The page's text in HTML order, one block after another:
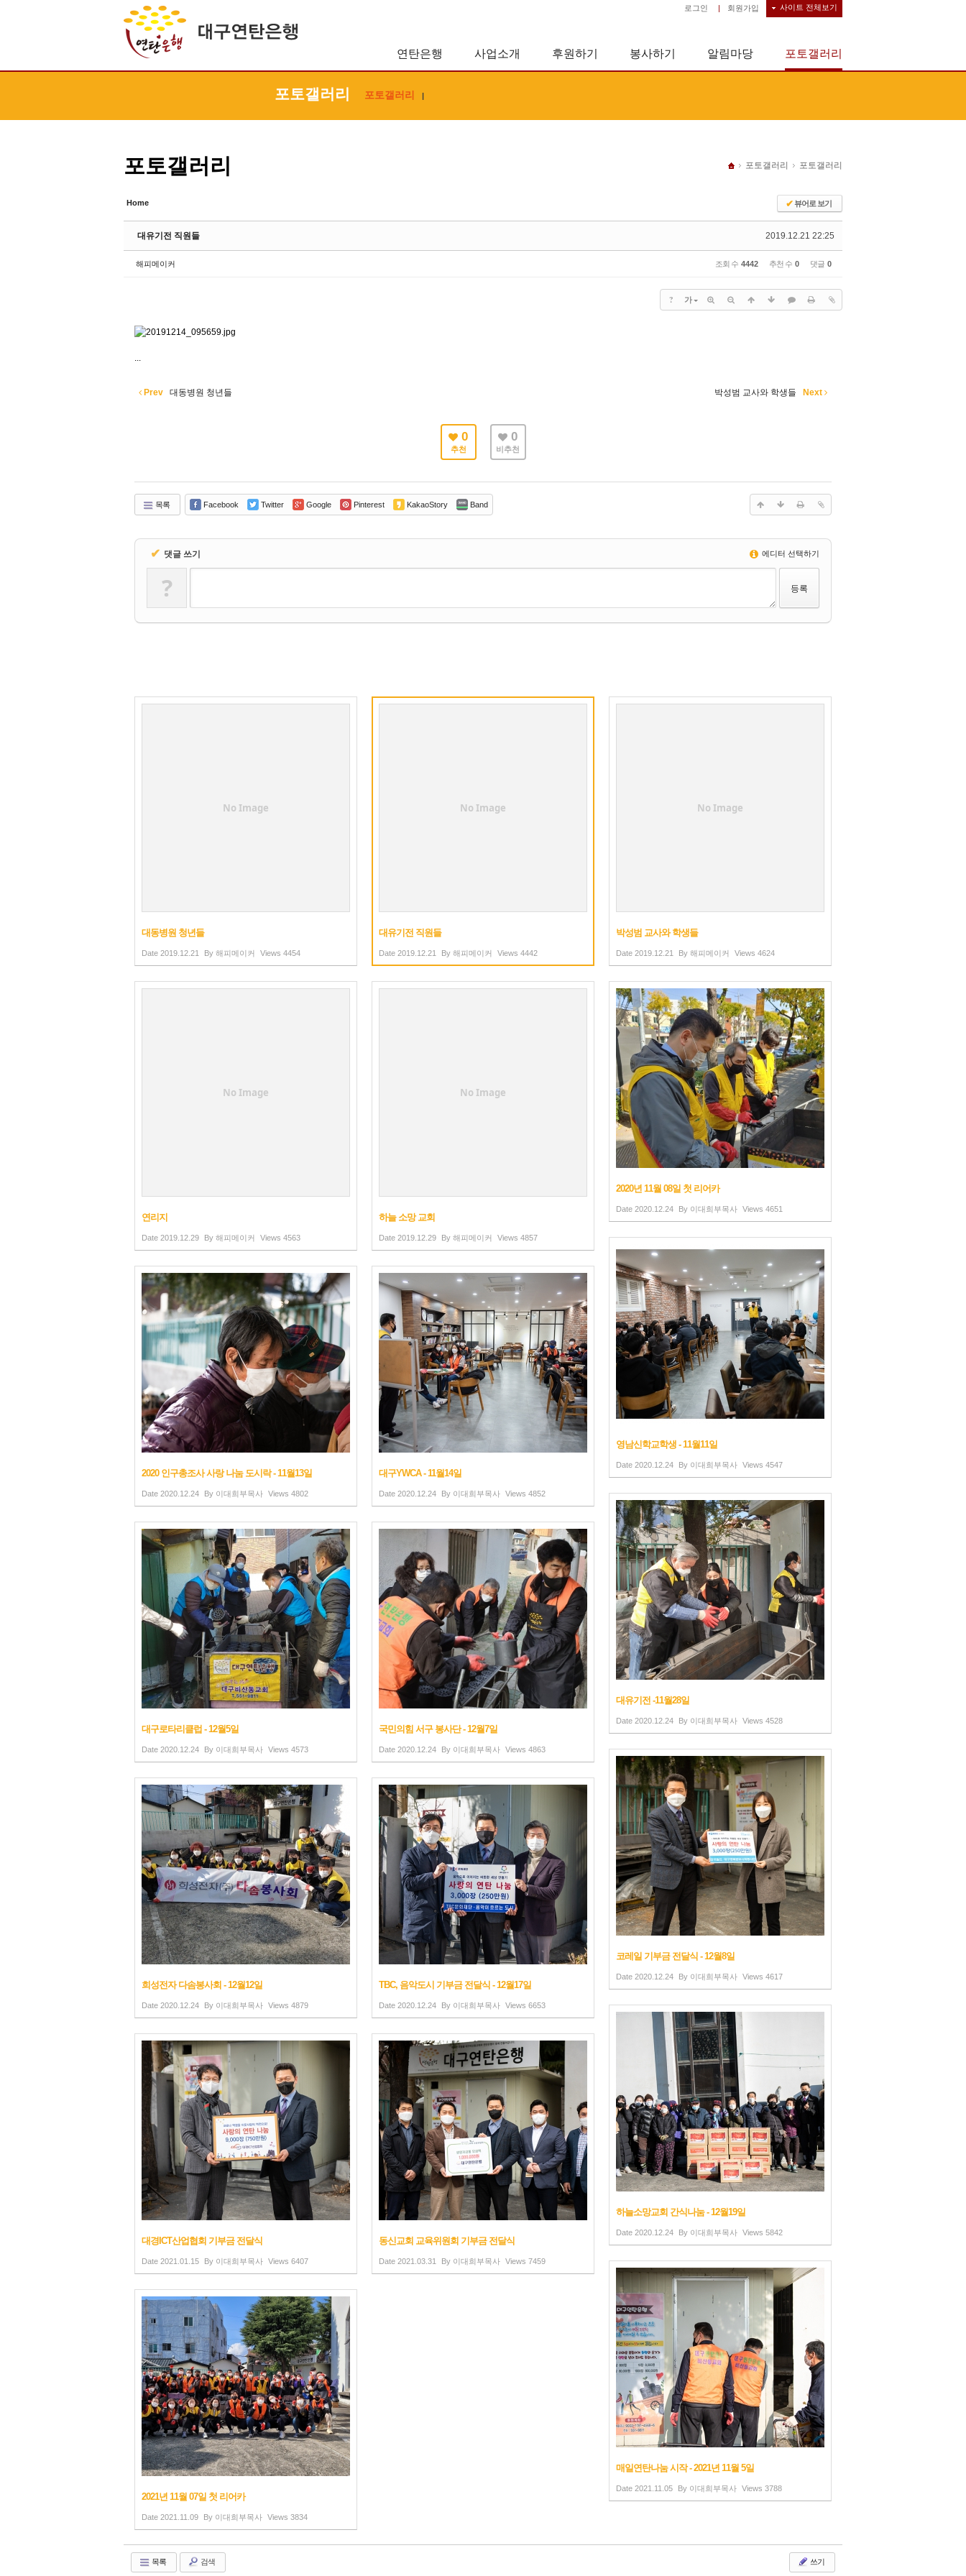
사이트 전체보기
로그인 | 회원가입
연탄은행 사업소개 후원하기 봉사하기 알림마당 포토갤러리
포토갤러리 포토갤러리 |
포토갤러리 포토갤러리 포토갤러리
Home ✔뷰어로 보기
2019.12.21 22:25
대유기전 직원들
해피메이커 조회 수 4442 추천 수 0 댓글 0
? 가
...
Prev 대동병원 청년들 박성범 교사와 학생들 Next
0
추천
0
비추천
목록 Facebook Twitter Google Pinterest KakaoStory Band
✔ 댓글 쓰기 에디터 선택하기
?
No Image
대동병원 청년들
Date 2019.12.21 By 해피메이커 Views 4454
No Image
대유기전 직원들
Date 2019.12.21 By 해피메이커 Views 4442
No Image
박성범 교사와 학생들
Date 2019.12.21 By 해피메이커 Views 4624
No Image
연리지
Date 2019.12.29 By 해피메이커 Views 4563
No Image
하늘 소망 교회
Date 2019.12.29 By 해피메이커 Views 4857
2020년 11월 08일 첫 리어카
Date 2020.12.24 By 이대희부목사 Views 4651
영남신학교학생 - 11월11일
Date 2020.12.24 By 이대희부목사 Views 4547
2020 인구총조사 사랑 나눔 도시락 - 11월13일
Date 2020.12.24 By 이대희부목사 Views 4802
대구YWCA - 11월14일
Date 2020.12.24 By 이대희부목사 Views 4852
대유기전 -11월28일
Date 2020.12.24 By 이대희부목사 Views 4528
대구로타리클럽 - 12월5일
Date 2020.12.24 By 이대희부목사 Views 4573
국민의힘 서구 봉사단 - 12월7일
Date 2020.12.24 By 이대희부목사 Views 4863
코레일 기부금 전달식 - 12월8일
Date 2020.12.24 By 이대희부목사 Views 4617
희성전자 다솜봉사회 - 12월12일
Date 2020.12.24 By 이대희부목사 Views 4879
TBC, 음악도시 기부금 전달식 - 12월17일
Date 2020.12.24 By 이대희부목사 Views 6653
하늘소망교회 간식나눔 - 12월19일
Date 2020.12.24 By 이대희부목사 Views 5842
대경ICT산업협회 기부금 전달식
Date 2021.01.15 By 이대희부목사 Views 6407
동신교회 교육위원회 기부금 전달식
Date 2021.03.31 By 이대희부목사 Views 7459
매일연탄나눔 시작 - 2021년 11월 5일
Date 2021.11.05 By 이대희부목사 Views 3788
2021년 11월 07일 첫 리어카
Date 2021.11.09 By 이대희부목사 Views 3834
목록 검색 쓰기